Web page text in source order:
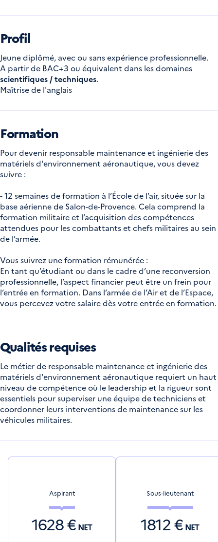
Profil
Jeune diplômé, avec ou sans expérience professionnelle.
A partir de BAC+3 ou équivalent dans les domaines
scientifiques / techniques.
Maîtrise de l'anglais
Formation
Pour devenir responsable maintenance et ingénierie des
matériels d'environnement aéronautique, vous devez
suivre :
- 12 semaines de formation à l’École de l’air, située sur la
base aérienne de Salon-de-Provence. Cela comprend la
formation militaire et l’acquisition des compétences
attendues pour les combattants et chefs militaires au sein
de l’armée.
Vous suivrez une formation rémunérée :
En tant qu’étudiant ou dans le cadre d’une reconversion
professionnelle, l’aspect financier peut être un frein pour
l’entrée en formation. Dans l’armée de l’Air et de l’Espace,
vous percevez votre salaire dès votre entrée en formation.
Qualités requises
Le métier de responsable maintenance et ingénierie des
matériels d'environnement aéronautique requiert un haut
niveau de compétence où le leadership et la rigueur sont
essentiels pour superviser une équipe de techniciens et
coordonner leurs interventions de maintenance sur les
véhicules militaires.
Aspirant
1628€ NET
Sous-lieutenant
1812€ NET